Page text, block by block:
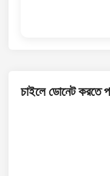
চাইলে ডোনেট করতে